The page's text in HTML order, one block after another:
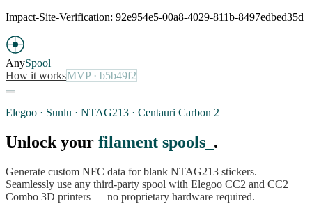
Impact-Site-Verification: 92e954e5-00a8-4029-811b-8497edbed35d
AnySpool
How it worksMVP· b5b49f2
Elegoo · Sunlu · NTAG213 · Centauri Carbon 2
Unlock your filament spools .
Generate custom NFC data for blank NTAG213 stickers.
Seamlessly use any third-party spool with Elegoo CC2 and CC2
Combo 3D printers — no proprietary hardware required.